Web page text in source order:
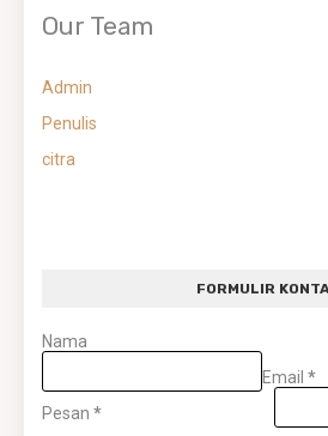
Our Team
Admin
Penulis
citra
FORMULIR
Nama
Email *
Pesan *